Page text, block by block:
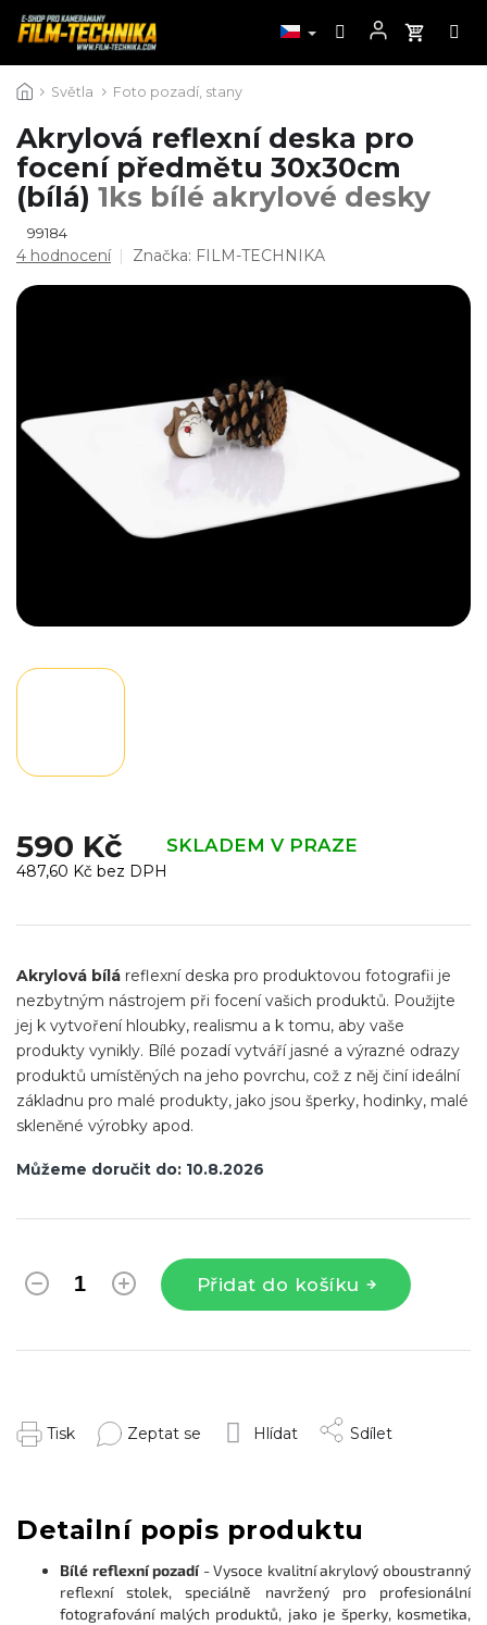
na
Světla Foto pozadí, stany
Akrylová reflexní deska pro
focení předmětu 30x30cm
(bílá) 1ks bílé akrylové desky
99184
Průměrné
produktu
4 hodnocení Značka: FILM-TECHNIKA
590 Kč SKLADEM V PRAZE
487,60 Kč bez DPH
cena:
Můžeme doručit do: 10.8.2026
Přidat do košíku
Akrylová bílá reflexní deska pro produktovou fotografii je
nezbytným nástrojem při focení vašich produktů. Použijte
jej k vytvoření hloubky, realismu a k tomu, aby vaše
produkty vynikly. Bílé pozadí vytváří jasné a výrazné odrazy
produktů umístěných na jeho povrchu, což z něj činí ideální
základnu pro malé produkty, jako jsou šperky, hodinky, malé
skleněné výrobky apod.
Tisk Zeptat se Hlídat Sdílet
Detailní popis produktu
Bílé reflexní pozadí- Vysoce kvalitní akrylový oboustranný
reflexní stolek, speciálně navržený pro profesionální
fotografování malých produktů, jako je šperky, kosmetika,